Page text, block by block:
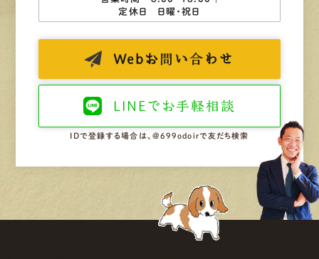
定休日 日曜・祝日
Web お問い合わせ
LINEで お手軽相談
IDで登録する場合は、@699odoirで友だち検索